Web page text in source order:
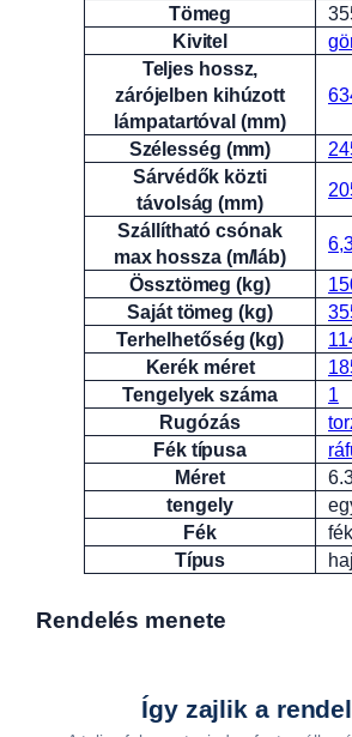
Attribútumok
Tömeg
Kivitel
Teljes hossz,
zárójelben kihúzott
lámpatartóval (mm)
Szélesség (mm)
Sárvédők közti
távolság (mm)
Szállítható csónak
max hossza (m/láb)
Össztömeg (kg)
Saját tömeg (kg)
Terhelhetőség (kg)
Kerék méret
Tengelyek száma
1
Rugózás
Fék típusa
Méret
tengely
Fék
Típus
Rendelés menete
Így zajlik a